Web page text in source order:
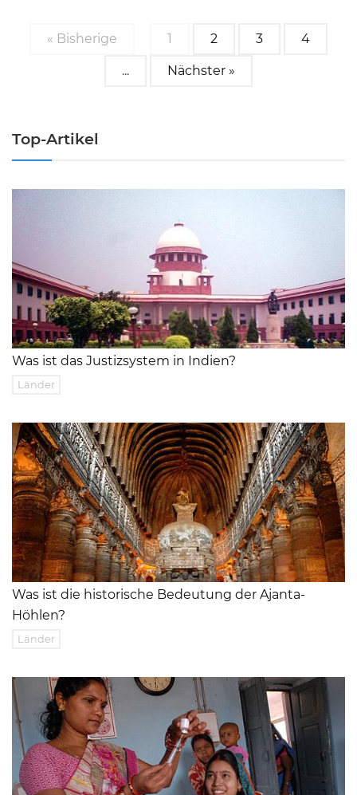
« Bisherige 1 2 3 4
... Nächster »
Top-Artikel
Was ist das Justizsystem in Indien?
Länder
Was ist die historische Bedeutung der Ajanta-
Höhlen?
Länder